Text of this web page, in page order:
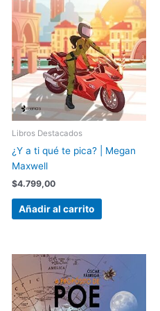
Libros Destacados
¿Y a ti qué te pica? | Megan
Maxwell
$4.799,00
Añadir al carrito